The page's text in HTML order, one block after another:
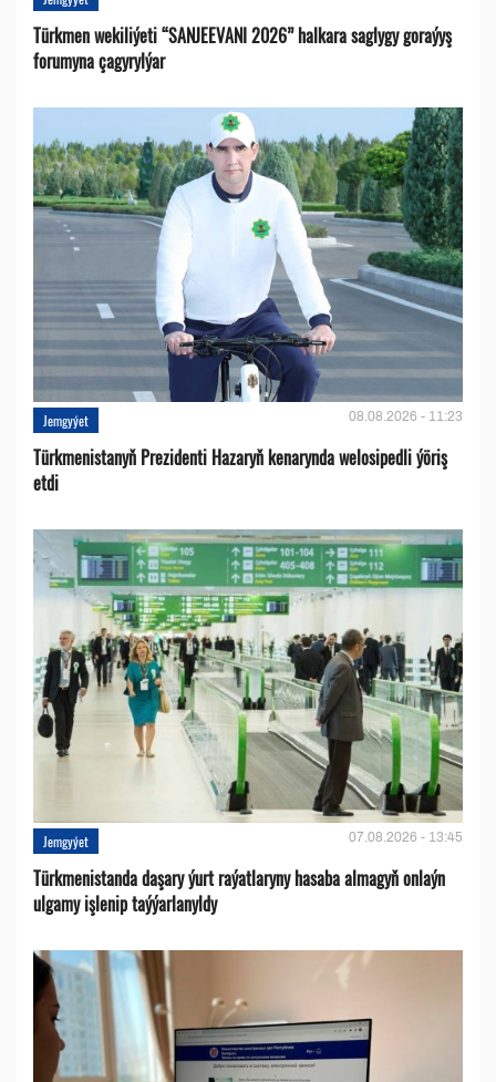
Türkmen wekiliýeti “SANJEEVANI 2026” halkara saglygy goraýyş
forumyna çagyrylýar
Jemgyýet 08.08.2026 - 11:23
Türkmenistanyň Prezidenti Hazaryň kenarynda welosipedli ýöriş
etdi
Jemgyýet 07.08.2026 - 13:45
Türkmenistanda daşary ýurt raýatlaryny hasaba almagyň onlaýn
ulgamy işlenip taýýarlanyldy